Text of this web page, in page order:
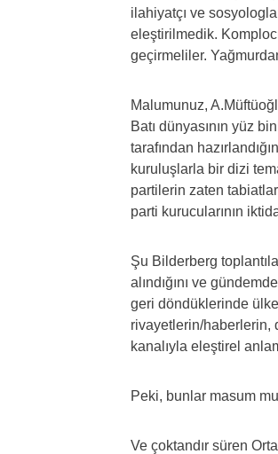
ilahiyatçı ve
eleştirilmedik.
geçirmeliler.
Malumunuz,
Batı dünyasının yüz
tarafından
kuruluşlarla bir dizi
partilerin zaten
parti kurucularının
Şu Bilderberg
alındığını ve
geri döndüklerinde
rivayetlerin/haberlerin,
kanalıyla eleştirel
Peki, bunlar masum
Ve çoktandır süren